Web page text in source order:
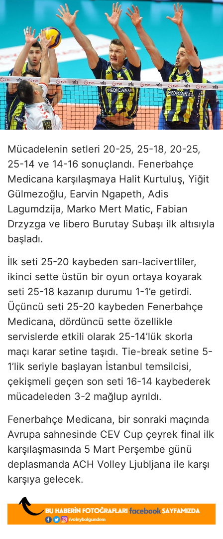
Mücadelenin setleri 20-25, 25-18, 20-25,
25-14 ve 14-16 sonuçlandı. Fenerbahçe
Medicana karşılaşmaya Halit Kurtuluş, Yiğit
Gülmezoğlu, Earvin Ngapeth, Adis
Lagumdzija, Marko Mert Matic, Fabian
Drzyzga ve libero Burutay Subaşı ilk altısıyla
başladı.
İlk seti 25-20 kaybeden sarı-lacivertliler,
ikinci sette üstün bir oyun ortaya koyarak
seti 25-18 kazanıp durumu 1-1’e getirdi.
Üçüncü seti 25-20 kaybeden Fenerbahçe
Medicana, dördüncü sette özellikle
servislerde etkili olarak 25-14’lük skorla
maçı karar setine taşıdı. Tie-break setine 5-
1’lik seriyle başlayan İstanbul temsilcisi,
çekişmeli geçen son seti 16-14 kaybederek
mücadeleden 3-2 mağlup ayrıldı.
Fenerbahçe Medicana, bir sonraki maçında
Avrupa sahnesinde CEV Cup çeyrek final ilk
karşılaşmasında 5 Mart Perşembe günü
deplasmanda ACH Volley Ljubljana ile karşı
karşıya gelecek.